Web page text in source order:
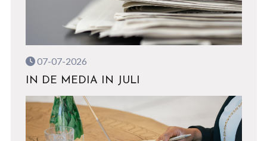
07-07-2026
IN DE MEDIA IN JULI